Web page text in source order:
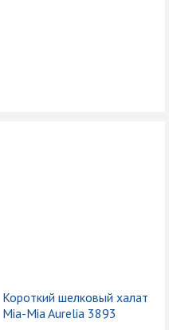
Короткий шелковый халат
Mia-Mia Aurelia 3893